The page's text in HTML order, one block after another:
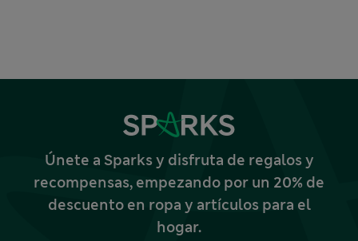
Únete a Sparks y disfruta de regalos y
recompensas, empezando por un 20% de
descuento en ropa y artículos para el
hogar.